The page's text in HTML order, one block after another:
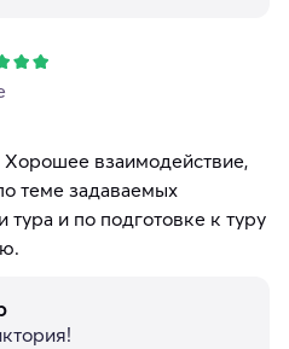
Хорошее взаимодействие,
теме задаваемых
и по подготовке к туру